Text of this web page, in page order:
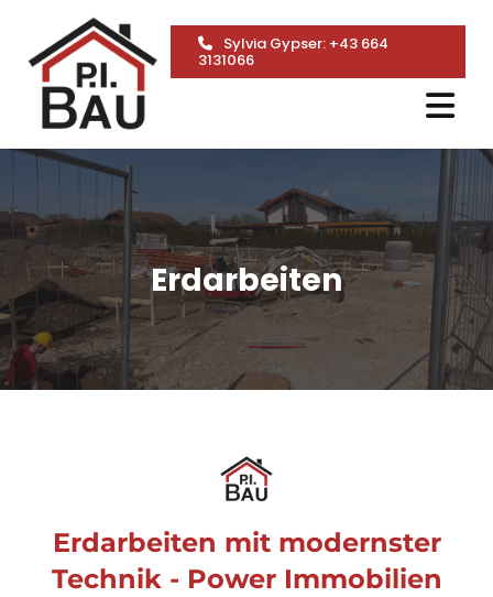
Sylvia Gypser: +43 664
3131066
Erdarbeiten
Erdarbeiten mit modernster
Technik - Power Immobilien